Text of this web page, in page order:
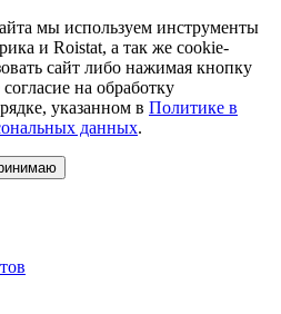
мы используем инструменты
и Roistat, а так же cookie-
сайт либо нажимая кнопку
на обработку
указанном в Политике в
данных.